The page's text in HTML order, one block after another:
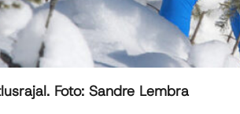
Foto: Sandre Lembra